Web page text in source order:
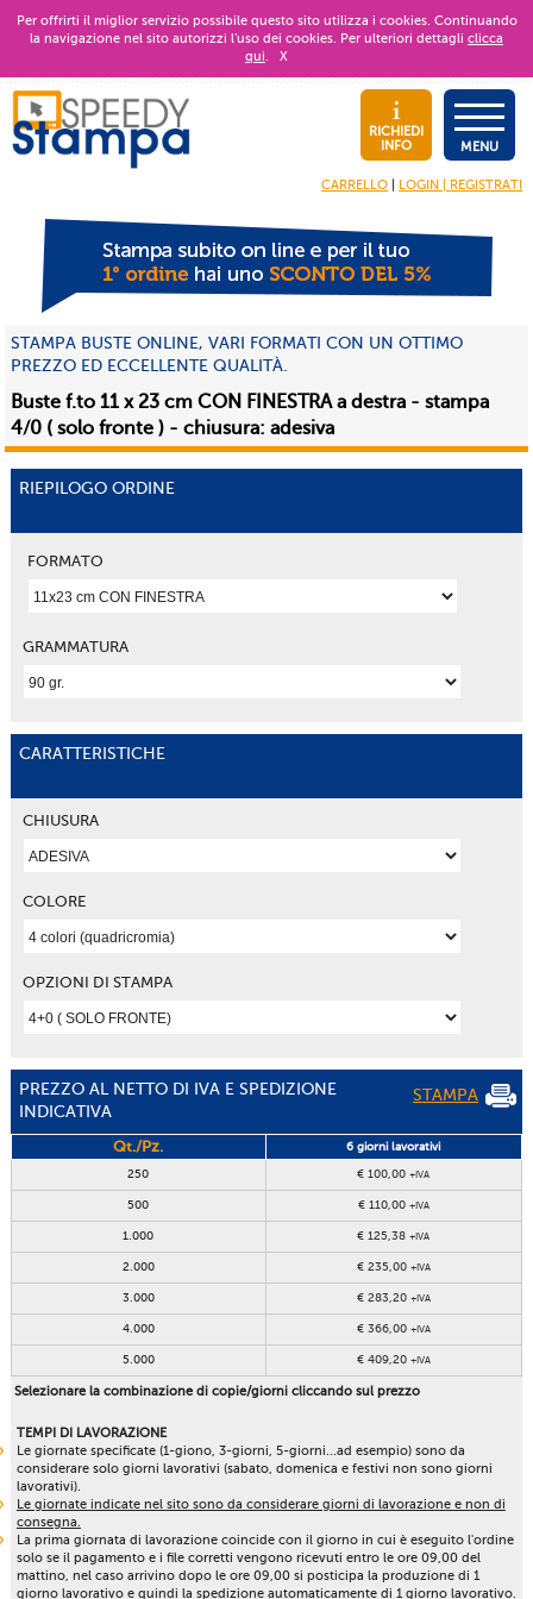
Per offrirti il miglior servizio possibile questo sito utilizza i cookies. Continuando
la navigazione nel sito autorizzi l’uso dei cookies. Per ulteriori dettagli clicca
qui. X
RICHIEDI
INFO
MENU
CARRELLO LOGIN | REGISTRATI
STAMPA BUSTE ONLINE, VARI FORMATI CON UN OTTIMO
PREZZO ED ECCELLENTE QUALITÀ.
Buste f.to 11 x 23 cm CON FINESTRA a destra - stampa
4/0 ( solo fronte ) - chiusura: adesiva
RIEPILOGO ORDINE
FORMATO
GRAMMATURA
CARATTERISTICHE
CHIUSURA
COLORE
OPZIONI DI STAMPA
PREZZO AL NETTO DI IVA E SPEDIZIONE
INDICATIVA
STAMPA
Qt./Pz. 6 giorni lavorativi
250 € 100,00+IVA
500 € 110,00 +IVA
1.000 € 125,38+IVA
2.000 € 235,00 +IVA
3.000 € 283,20 +IVA
4.000 € 366,00 +IVA
5.000 € 409,20 +IVA
Selezionare la combinazione di copie/giorni cliccando sul prezzo
TEMPI DI LAVORAZIONE
Le giornate specificate (1-giono, 3-giorni, 5-giorni...ad esempio) sono da
considerare solo giorni lavorativi (sabato, domenica e festivi non sono giorni
lavorativi).
Le giornate indicate nel sito sono da considerare giorni di lavorazione e non di
consegna.
La prima giornata di lavorazione coincide con il giorno in cui è eseguito l'ordine
solo se il pagamento e i file corretti vengono ricevuti entro le ore 09,00 del
mattino, nel caso arrivino dopo le ore 09,00 si posticipa la produzione di 1
giorno lavorativo e quindi la spedizione automaticamente di 1 giorno lavorativo.